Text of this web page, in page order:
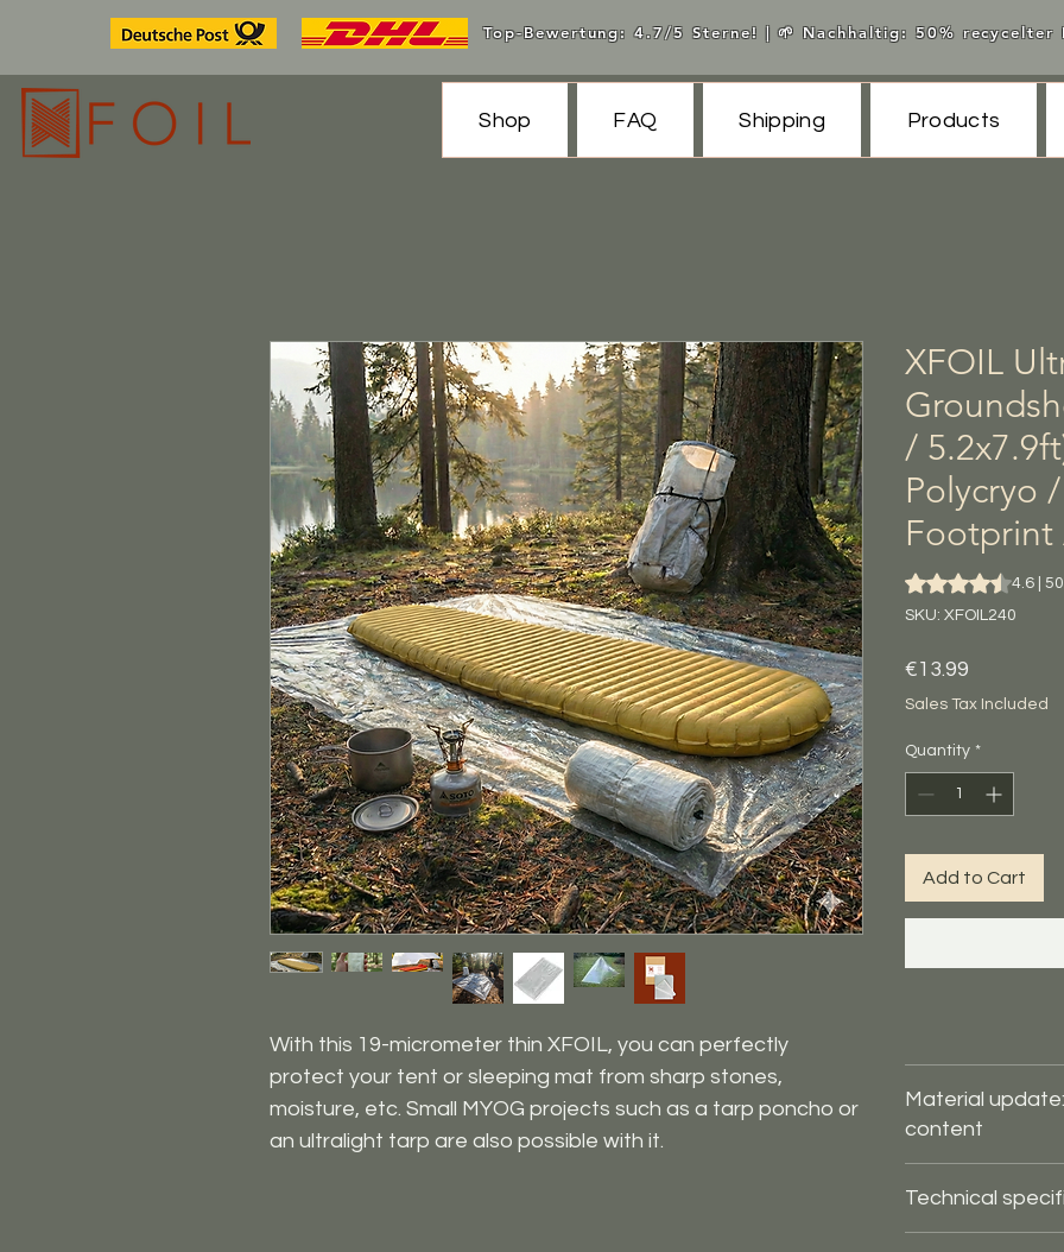
Top-Bewertung: 4.7/5 Sterne! | 🌱 Nachhaltig: 50%
Shop FAQ Shipping Products
With this 19-micrometer thin XFOIL, you can perfectly
protect your tent or sleeping mat from sharp stones,
moisture, etc. Small MYOG projects such as a tarp poncho or
an ultralight tarp are also possible with it.
XFOIL
/
Polycryo
Footprint
Rating is 4.6 out
4.6 |
SKU: XFOIL240
€13.99
Sales Tax Included
Quantity *
Add to Cart
Material
content
conventional
waste. This will
Technical